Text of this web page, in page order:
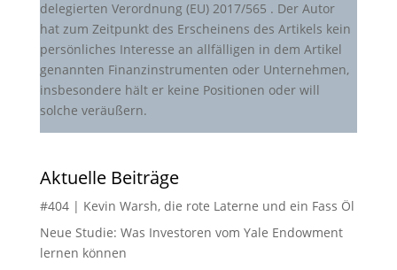
delegierten Verordnung (EU) 2017/565 . Der Autor
hat zum Zeitpunkt des Erscheinens des Artikels kein
persönliches Interesse an allfälligen in dem Artikel
genannten Finanzinstrumenten oder Unternehmen,
insbesondere hält er keine Positionen oder will
solche veräußern.
Aktuelle Beiträge
#404 | Kevin Warsh, die rote Laterne und ein Fass Öl
Neue Studie: Was Investoren vom Yale Endowment
lernen können